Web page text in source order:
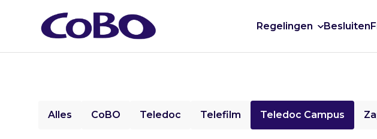
Regelingen Besluiten
Alles CoBO Teledoc Telefilm Teledoc Campus